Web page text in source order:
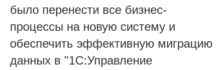
было перенести все бизнес-
процессы на новую систему и
обеспечить эффективную миграцию
данных в "1С:Управление